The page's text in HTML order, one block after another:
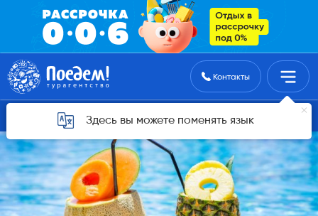
Поиск туровКонтакты
Здесь вы можете поменять язык
Горящие туры для Астаны